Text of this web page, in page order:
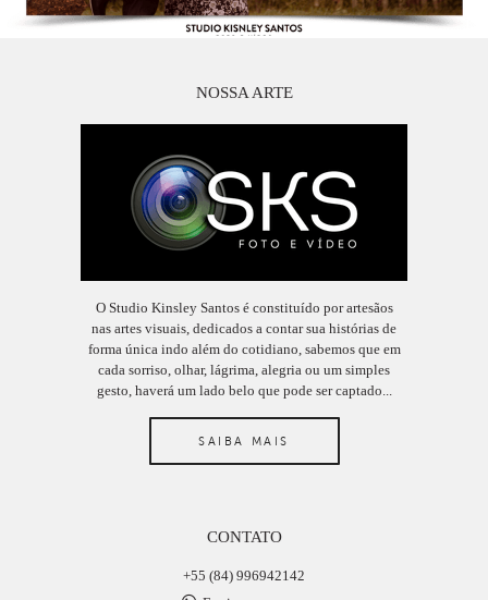
NOSSA ARTE
O Studio Kinsley Santos é constituído por artesãos
nas artes visuais, dedicados a contar sua histórias de
forma única indo além do cotidiano, sabemos que em
cada sorriso, olhar, lágrima, alegria ou um simples
gesto, haverá um lado belo que pode ser captado...
SAIBA MAIS
CONTATO
+55 (84) 996942142